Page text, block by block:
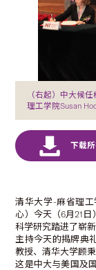
（右起）中大候
理工学院Susan
清华大学-麻省理
心）今天（6月21
科学研究踏进了崭
主持今天的揭牌典
教授、清华大学顾
这是中大与美国及